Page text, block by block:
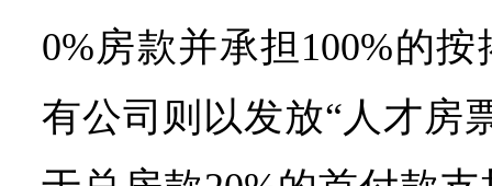
0%房款并承担100%的
有公司则以发放“人才房